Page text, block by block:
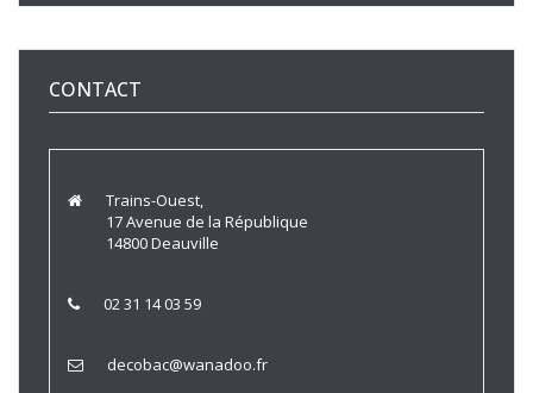
CONTACT
Trains-Ouest,
17 Avenue de la République
14800 Deauville
02 31 14 03 59
decobac@wanadoo.fr